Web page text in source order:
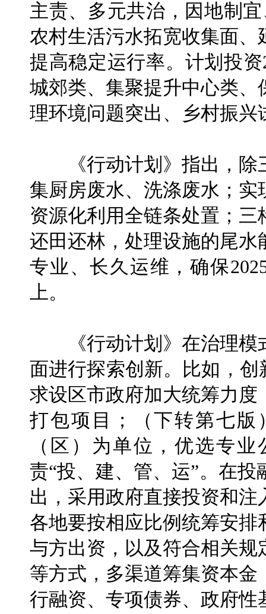
主责、多元共治，因地制
农村生活污水拓宽收集面
提高稳定运行率。计划投
城郊类、集聚提升中心类
理环境问题突出、乡村振兴
《行动计划》指出，除
集厨房废水、洗涤废水；
资源化利用全链条处置；
还田还林，处理设施的尾
专业、长久运维，确保
上。
《行动计划》在治理模
面进行探索创新。比如，
求设区市政府加大统筹力
打包项目；（下转第七
（区）为单位，优选专
责“投、建、管、运”。在
出，采用政府直接投资和
各地要按相应比例统筹安
与方出资，以及符合相关
等方式，多渠道筹集资本
行融资、专项债券、政府